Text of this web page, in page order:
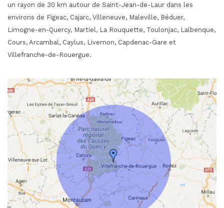
un rayon de 30 km autour de Saint-Jean-de-Laur dans les
environs de Figeac, Cajarc, Villeneuve, Maleville, Béduer,
Limogne-en-Quercy, Martiel, La Rouquette, Toulonjac, Lalbenque,
Cours, Arcambal, Caylus, Livernon, Capdenac-Gare et
Villefranche-de-Rouergue.